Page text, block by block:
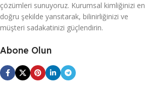
çözümleri sunuyoruz. Kurumsal kimliğinizi en
doğru şekilde yansıtarak, bilinirliğinizi ve
müşteri sadakatinizi güçlendirin.
Abone Olun